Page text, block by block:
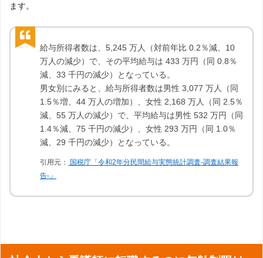
ます。
給与所得者数は、5,245 万人（対前年比 0.2％減、10
万人の減少）で、その平均給与は 433 万円（同 0.8％
減、33 千円の減少）となっている。
男女別にみると、給与所得者数は男性 3,077 万人（同
1.5％増、44 万人の増加）、女性 2,168 万人（同 2.5％
減、55 万人の減少）で、平均給与は男性 532 万円（同
1.4％減、75 千円の減少）、女性 293 万円（同 1.0％
減、29 千円の減少）となっている。
引用元：
国税庁「令和2年分民間給与実態統計調査-調査結果報
告-」